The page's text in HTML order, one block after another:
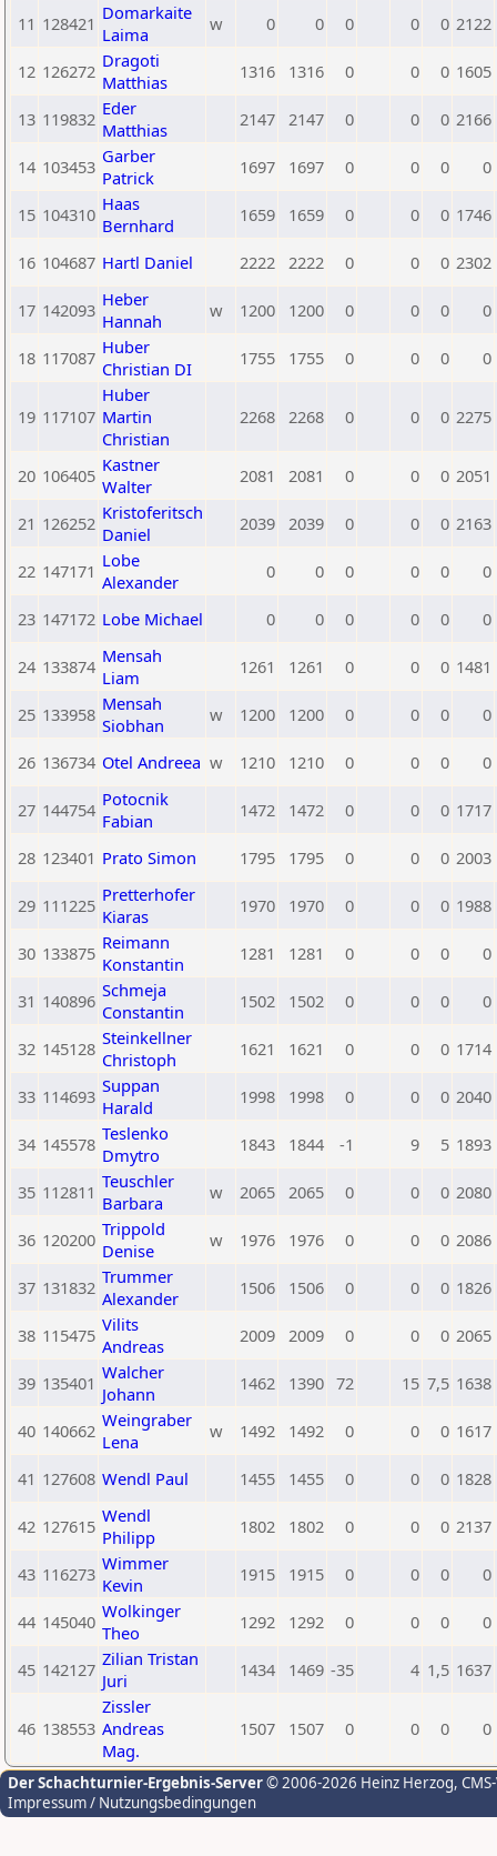
11 128421 Domarkaite
Laima
w 0 0 0 0 0 2122
12 126272 Dragoti
Matthias
1316 1316 0 0 0 1605
13 119832 Eder
Matthias
2147 2147 0 0 0 2166
14 103453 Garber
Patrick
1697 1697 0 0 0 0
15 104310 Haas
Bernhard
1659 1659 0 0 0 1746
16 104687 Hartl Daniel 2222 2222 0 0 0 2302
17 142093 Heber
Hannah
w 1200 1200 0 0 0 0
18 117087 Huber
Christian DI
1755 1755 0 0 0 0
19 117107
Huber
Martin
Christian
2268 2268 0 0 0 2275
20 106405 Kastner
Walter
2081 2081 0 0 0 2051
21 126252 Kristoferitsch
Daniel
2039 2039 0 0 0 2163
22 147171 Lobe
Alexander
0 0 0 0 0 0
23 147172 Lobe Michael 0 0 0 0 0 0
24 133874 Mensah
Liam
1261 1261 0 0 0 1481
25 133958 Mensah
Siobhan
w 1200 1200 0 0 0 0
26 136734 Otel Andreea w 1210 1210 0 0 0 0
27 144754 Potocnik
Fabian
1472 1472 0 0 0 1717
28 123401 Prato Simon 1795 1795 0 0 0 2003
29 111225 Pretterhofer
Kiaras
1970 1970 0 0 0 1988
30 133875 Reimann
Konstantin
1281 1281 0 0 0 0
31 140896 Schmeja
Constantin
1502 1502 0 0 0 0
32 145128 Steinkellner
Christoph
1621 1621 0 0 0 1714
33 114693 Suppan
Harald
1998 1998 0 0 0 2040
34 145578 Teslenko
Dmytro
1843 1844 -1 9 5 1893
35 112811 Teuschler
Barbara
w 2065 2065 0 0 0 2080
36 120200 Trippold
Denise
w 1976 1976 0 0 0 2086
37 131832 Trummer
Alexander
1506 1506 0 0 0 1826
38 115475 Vilits
Andreas
2009 2009 0 0 0 2065
39 135401 Walcher
Johann
1462 1390 72 15 7,5 1638
40 140662 Weingraber
Lena
w 1492 1492 0 0 0 1617
41 127608 Wendl Paul 1455 1455 0 0 0 1828
42 127615 Wendl
Philipp
1802 1802 0 0 0 2137
43 116273 Wimmer
Kevin
1915 1915 0 0 0 0
44 145040 Wolkinger
Theo
1292 1292 0 0 0 0
45 142127 Zilian Tristan
Juri
1434 1469 -35 4 1,5 1637
46 138553
Zissler
Andreas
Mag.
1507 1507 0 0 0 0
Der Schachturnier-Ergebnis-Server© 2006-2026 Heinz Herzog,
Impressum / Nutzungsbedingungen